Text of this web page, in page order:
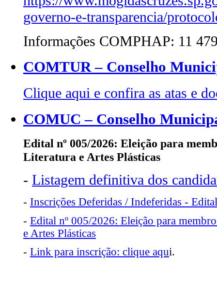
governo-e-transparencia/
Informações COMPHAP: 11
COMTUR – Conselho
Clique aqui e confira as atas e
COMUC – Conselho
Edital nº 005/2026: Eleição para
Literatura e Artes Plásticas
- Listagem definitiva dos
- Inscrições Deferidas / Indeferidas -
- Edital nº 005/2026: Eleição para
e Artes Plásticas
- Link para inscrição: clique aqui.